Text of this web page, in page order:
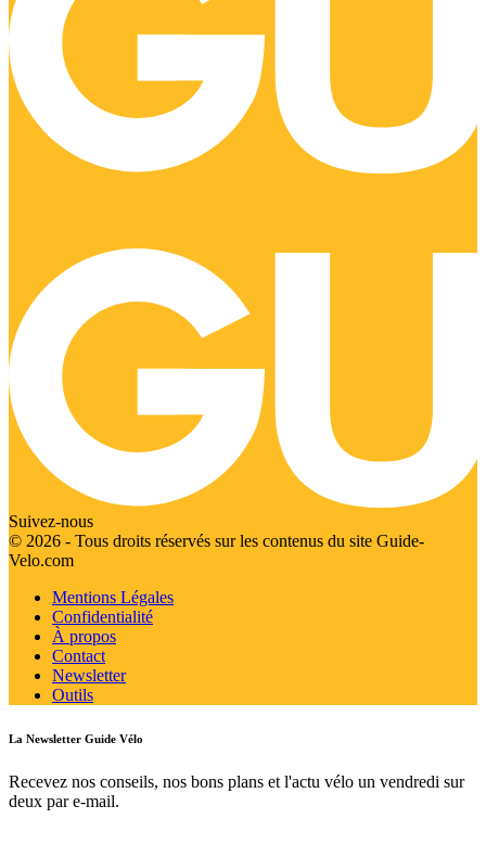
Suivez-nous
© 2026 - Tous droits réservés sur les contenus du site Guide-
Velo.com
Mentions Légales
Confidentialité
À propos
Contact
Newsletter
Outils
La Newsletter Guide Vélo
Recevez nos conseils, nos bons plans et l'actu vélo un vendredi sur
deux par e-mail.